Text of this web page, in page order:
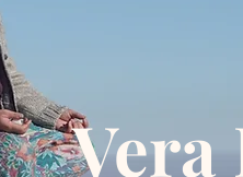
Vera